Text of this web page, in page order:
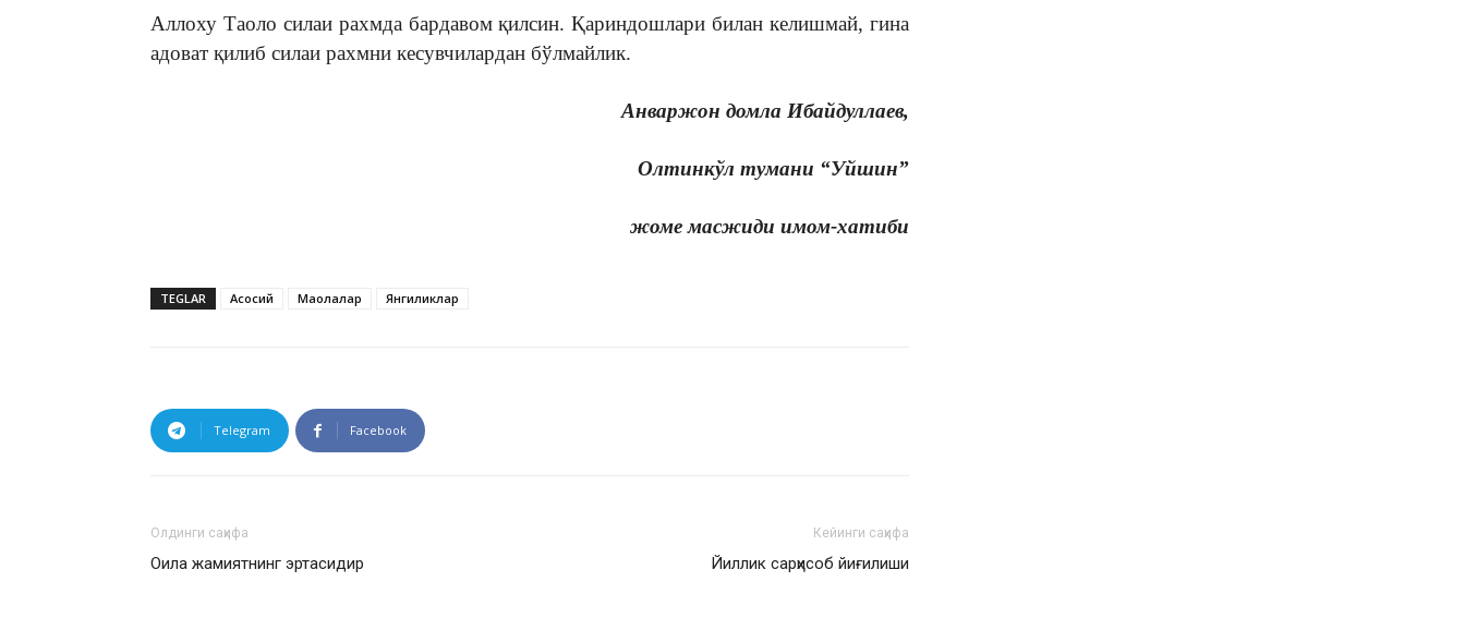
Аллоху Таоло силаи рахмда бардавом қилсин. Қариндошлари билан келишмай, гина
адоват қилиб силаи рахмни кесувчилардан бўлмайлик.
Анваржон домла Ибайдуллаев,
Олтинкўл тумани “Уйшин”
жоме масжиди имом-хатиби
TEGLAR Асосий Мақолалар Янгиликлар
Telegram Facebook
Олдинги саҳифа
Оила жамиятнинг эртасидир
Кейинги саҳифа
Йиллик сарҳисоб йиғилиши